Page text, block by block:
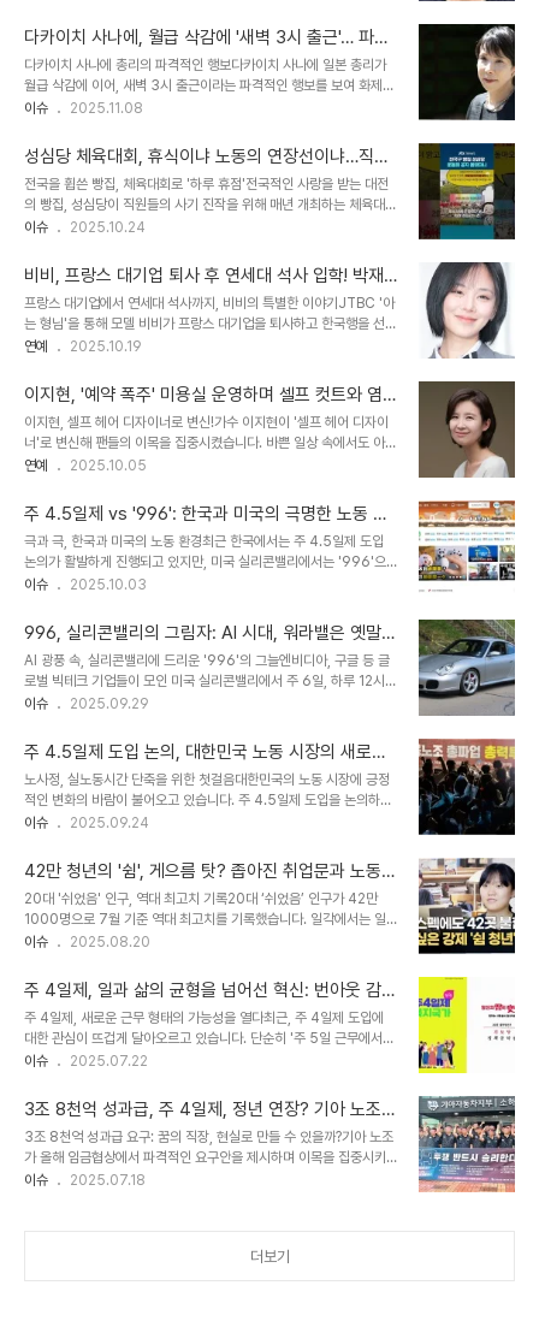
리꾼들은 원지가 ..
이러한 상황에서 다카이치 총리는 예상치 못한 일화를 공개하며 분위
기 반전을 시도했습니다. 숏컷 실패담, 숨겨진 이야기의 시작다카이치
총리는 엑스(X)를 통해 숙소에서 직접 머리를 자르다 실패한 일화를
공개했습니다. 자민당 총재 취임 이후, 개인 차량을 이용할 수 없게 되
면서 주말에는 운전기사와 경호원을 배려해 숙소에서 업무를 처리해
자르게 되었고, 남편에게 웃음거리..
다카이치 사나에, 월급 삭감에 '새벽 3시 출근'… 파격
행보의 배경은?
다카이치 사나에 총리의 파격적인 행보다카이치 사나에 일본 총리가
월급 삭감에 이어, 새벽 3시 출근이라는 파격적인 행보를 보여 화제가
되고 있습니다. 이는 워라밸을 중시하는 사회 분위기 속에서 이례적인
무엇을 의미하는가?7일 일본 산케이 신문에 따르면, 다카이치 총리는
이날 오전 3시부터 약 3시간가량 공저에 머물며 비서관들과 회의를
진행했습니다. 이는 중의원 예산위원회 출석을 위한 준비의 일환으로
보이지만, 새벽 3시 출근은 통상적인 경우와 비교해 매우 이례적인 행
보입니다. 워라밸을 버리고 일하겠다는 선언다카이치 총리는 자민당
다'고 밝힌 바 있습니다. 이러..
이슈 2025.11.08
성심당 체육대회, 휴식이냐 노동의 연장선이냐…직장
인들의 뜨거운 설전
전국을 휩쓴 빵집, 체육대회로 '하루 휴점'전국적인 사랑을 받는 대전
의 빵집, 성심당이 직원들의 사기 진작을 위해 매년 개최하는 체육대회
로 인해 다음 달 3일 하루 동안 문을 닫습니다. 이는 단순한 휴무가 아
만 아니라 12개 계열사 모든 매장의 문을 닫는 과감한 결정을 내렸습
니다. 이 소식은 온라인 커뮤니티를 뜨겁게 달구며, 다양한 반응을 이
끌어냈습니다. 성심당의 이러한 결정은 단순한 휴무 그 이상의 의미를
지니며, 직장 문화에 대한 새로운 질문을 던집니다. 온라인을 달군 '성
심당 긴급 속보', 엇갈린 누리꾼 반응성심당의 휴무 소식은 각종 온라
는 날”, “미리 말해줘..
이슈 2025.10.24
비비, 프랑스 대기업 퇴사 후 연세대 석사 입학! 박재
범의 음악이 이끈 놀라운 변화
프랑스 대기업에서 연세대 석사까지, 비비의 특별한 이야기JTBC '아
는 형님'을 통해 모델 비비가 프랑스 대기업을 퇴사하고 한국행을 선택
한 놀라운 이야기를 공개했습니다. 꿈의 직장으로 여겨지던 프랑스의
되었을까요? 비비의 특별한 이야기는 많은 이들에게 영감을 주고 있습
니다. 그녀의 결정에는 예상치 못한 계기가 있었습니다. 프랑스, 워라
밸의 그림자: 비비가 겪은 현실비비는 프랑스 퍼블리시스라는 광고 대
행사에서 근무했습니다. 한국인들이 생각하는 프랑스의 워라밸과는
달리, 실제로는 야근과 회식이 잦았다고 합니다. 은행이나 병원과 같은
러한 현실은 비비가 회사를 그만두는 결..
연예 2025.10.19
이지현, '예약 폭주' 미용실 운영하며 셀프 컷트와 염
색까지? 바쁜 일상 공개!
이지현, 셀프 헤어 디자이너로 변신!가수 이지현이 '셀프 헤어 디자이
너'로 변신해 팬들의 이목을 집중시켰습니다. 바쁜 일상 속에서도 아름
다움을 놓치지 않는 그녀의 모습에 많은 이들이 감탄하고 있습니다. 이
과 소통하는 시간을 가졌습니다. 미용실 가운을 입고 진지하게 머리를
다듬는 모습은 프로페셔널한 헤어 디자이너를 연상케 했습니다. 특히,
추석을 맞아 단장하는 모습은 팬들에게 더욱 친근하게 다가갔습니다.
그녀의 변신은 단순한 자기 관리를 넘어, 팬들에게 긍정적인 에너지를
전달하는 계기가 되었습니다. 이지현의 셀프 컷트와 염색 도전은 많은
고 있습니다. 바쁜 일상 속에서..
연예 2025.10.05
주 4.5일제 vs '996': 한국과 미국의 극명한 노동 환
경, 당신의 선택은?
극과 극, 한국과 미국의 노동 환경최근 한국에서는 주 4.5일제 도입
논의가 활발하게 진행되고 있지만, 미국 실리콘밸리에서는 '996'으
로 대표되는 고강도 노동 문화가 확산되고 있어 대조적인 모습을 보입
반영하는 현상으로, 각기 다른 방식으로 미래를 준비하려는 노력을 보
여줍니다. 이러한 차이는 단순히 근무 시간의 문제가 아니라, 일과 삶
의 균형, 기업 문화, 그리고 개인의 삶의 질에 이르기까지 광범위한 영
향을 미칩니다. 실리콘밸리의 '996' 바람: AI 경쟁의 그림자미국 실
리콘밸리에서는 '996'으로 불리는 고강도 근로 문화가 확산되고 있
동 형태를 의미합니다...
이슈 2025.10.03
996, 실리콘밸리의 그림자: AI 시대, 워라밸은 옛말?
치열한 경쟁 속 '허슬 컬쳐' 부상
AI 광풍 속, 실리콘밸리에 드리운 '996'의 그늘엔비디아, 구글 등 글
로벌 빅테크 기업들이 모인 미국 실리콘밸리에서 주 6일, 하루 12시간
근무하는 '996' 문화가 확산되고 있습니다. 워라밸을 중시하던 과거
되었습니다. 이는 한국에서 주 4.5일제 도입을 논의하는 것과는 대조
적인 모습입니다. 실리콘밸리의 변화: '허슬 컬쳐'의 부상과거 자율 출
퇴근과 재택근무가 일반적이었던 실리콘밸리에서 '허슬 컬쳐'가 자리
잡고 있습니다. NYT 보도에 따르면, 996 근무 문화를 요구하는 기
업들이 늘어나고 있으며, 이는 주변에 열심히 일한다는 신호를 주기 위
지, 주 6일..
이슈 2025.09.29
주 4.5일제 도입 논의, 대한민국 노동 시장의 새로운
전환점
노사정, 실노동시간 단축을 위한 첫걸음대한민국의 노동 시장에 긍정
적인 변화의 바람이 불어오고 있습니다. 주 4.5일제 도입을 논의하기
위한 노사정 협의체가 출범하며, OECD 평균 수준으로 노동 시간을
확산 등 구조적 위기에 대응하기 위한 핵심적인 방안으로 제시되었습
니다. 이번 협의는 단순히 노동 시간 단축을 넘어, 노동 생산성 향상,
고용률 증대, 그리고 일과 가정의 양립을 가능하게 하는 다양한 방안을
모색하는 중요한 시작점입니다. OECD 평균을 향한 여정: 대한민국
노동 시간의 현주소현재 대한민국의 노동 시간은 OECD 평균에 비해
시간은 1,859시간으..
이슈 2025.09.24
42만 청년의 '쉼', 게으름 탓? 좁아진 취업문과 노동
환경 개선의 필요성
20대 '쉬었음' 인구, 역대 최고치 기록20대 ‘쉬었음’ 인구가 42만
1000명으로 7월 기준 역대 최고치를 기록했습니다. 일각에서는 일
자리가 많은데도 청년층이 ‘게을러서’ ‘노력을 하지 않아서’ ‘의지가 부
선 ‘쉬었음 청년’ 대부분은 취업 경험이 있습니다. 증가한 쉬었음 청년
중 71.8%는 비자발적 사유로 쉬게 됐습니다. 양질의 일자리 부족, 청
년 '쉼'의 주요 원인‘양질의 일자리 부족’은 청년들이 쉬었음을 택하는
가장 주된 사유입니다. 현재 청년 채용은 15개월 연속 감소하는 등 역
대급으로 얼어붙은 상황입니다. 악화된 고용 환경과 신입 구직자들의
이슈 2025.08.20
주 4일제, 일과 삶의 균형을 넘어선 혁신: 번아웃 감소
와 직무 만족도 향상의 놀라운 효과
주 4일제, 새로운 근무 형태의 가능성을 열다최근, 주 4일제 도입에
대한 관심이 뜨겁게 달아오르고 있습니다. 단순히 '주 5일 근무에서
하루를 덜 일하는 것' 이상의 의미를 지니며, 근로자의 삶의 질과 기업
니다. 미국 보스턴대 연구팀의 연구 결과는 이러한 주 4일제의 긍정적
인 효과를 과학적으로 입증하며, 새로운 시대의 근무 형태를 제시하고
있습니다. 특히, 임금 감소 없는 주 4일제가 근로자들의 번아웃 감소,
직무 만족도 향상, 정신적·신체적 건강 개선에 긍정적인 영향을 미친다
는 사실은, 우리 사회가 주목해야 할 중요한 메시지를 담고 있습니다.
이슈 2025.07.22
3조 8천억 성과급, 주 4일제, 정년 연장? 기아 노조의
'꿈의 직장' 만들기 프로젝트
3조 8천억 성과급 요구: 꿈의 직장, 현실로 만들 수 있을까?기아 노조
가 올해 임금협상에서 파격적인 요구안을 제시하며 이목을 집중시키
고 있습니다. 핵심은 바로 총 3조 8천억 원에 달하는 성과급 지급 요
을 기대할 수 있다는 계산이 나옵니다. 과연 이러한 요구가 현실화될
이슈 2025.07.18
더보기